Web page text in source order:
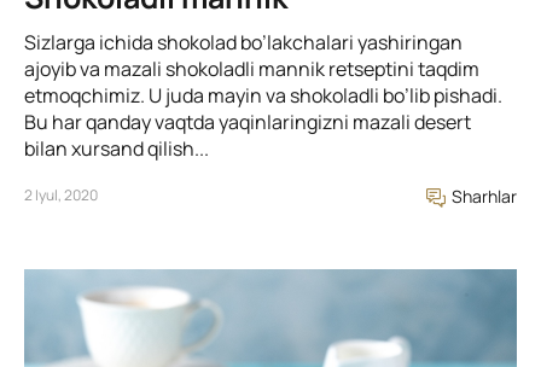
Sizlarga ichida shokolad bo’lakchalari yashiringan
ajoyib va mazali shokoladli mannik retseptini taqdim
etmoqchimiz. U juda mayin va shokoladli bo’lib pishadi.
Bu har qanday vaqtda yaqinlaringizni mazali desert
bilan xursand qilish...
2 Iyul, 2020 Sharhlar